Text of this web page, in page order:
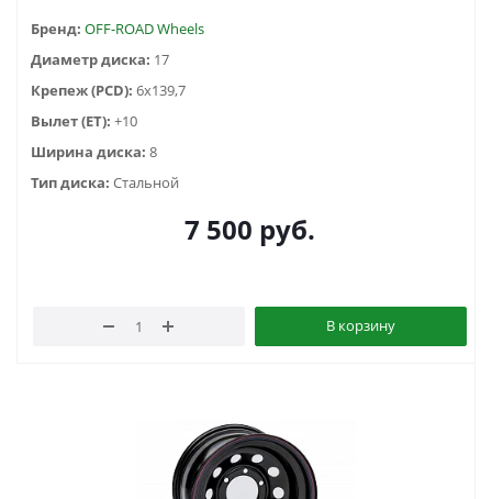
Бренд: OFF-ROAD Wheels
Диаметр диска: 17
Крепеж (PCD): 6x139,7
Вылет (ET): +10
Ширина диска: 8
Тип диска: Стальной
7 500 руб.
В корзину